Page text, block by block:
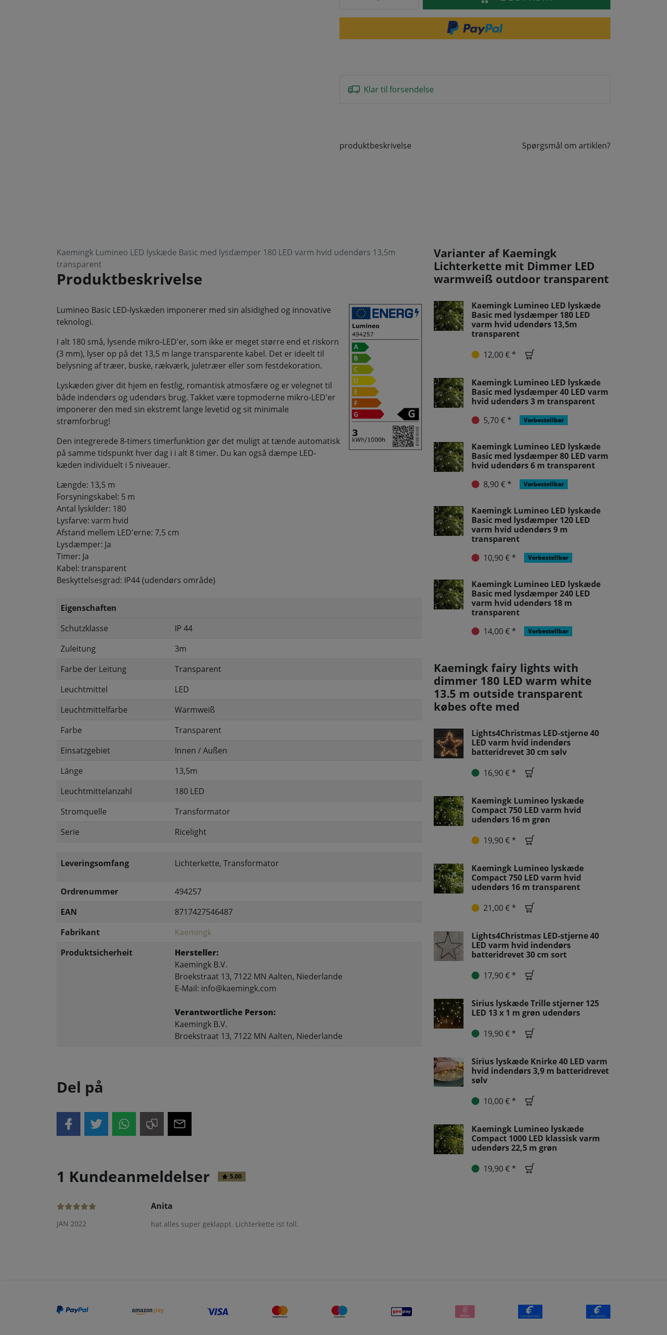
Klar til forsendelse
produktbeskrivelse Spørgsmål om artiklen?
Kaemingk Lumineo LED lyskæde Basic med lysdæmper 180 LED varm hvid udendørs 13,5m
transparent
Produktbeskrivelse
Lumineo Basic LED-lyskæden imponerer med sin alsidighed og innovative
teknologi.
I alt 180 små, lysende mikro-LED'er, som ikke er meget større end et riskorn
(3 mm), lyser op på det 13,5 m lange transparente kabel. Det er ideelt til
belysning af træer, buske, rækværk, juletræer eller som festdekoration.
Lyskæden giver dit hjem en festlig, romantisk atmosfære og er velegnet til
både indendørs og udendørs brug. Takket være topmoderne mikro-LED'er
imponerer den med sin ekstremt lange levetid og sit minimale
strømforbrug!
Den integrerede 8-timers timerfunktion gør det muligt at tænde automatisk
på samme tidspunkt hver dag i i alt 8 timer. Du kan også dæmpe LED-
kæden individuelt i 5 niveauer.
Længde: 13,5 m
Forsyningskabel: 5 m
Antal lyskilder: 180
Lysfarve: varm hvid
Afstand mellem LED'erne: 7,5 cm
Lysdæmper: Ja
Timer: Ja
Kabel: transparent
Beskyttelsesgrad: IP44 (udendørs område)
Eigenschaften
Schutzklasse
IP 44
Zuleitung
3m
Farbe der Leitung
Transparent
Leuchtmittel
LED
Leuchtmittelfarbe
Warmweiß
Farbe
Transparent
Einsatzgebiet
Innen / Außen
Länge
13,5m
Leuchtmittelanzahl
180 LED
Stromquelle
Transformator
Serie
Ricelight
Leveringsomfang Lichterkette, Transformator
Ordrenummer
494257
EAN
8717427546487
Fabrikant
Kaemingk
Produktsicherheit
Hersteller:
Kaemingk B.V.
Broekstraat 13, 7122 MN Aalten, Niederlande
E-Mail: info@kaemingk.com
Verantwortliche Person:
Kaemingk B.V.
Broekstraat 13, 7122 MN Aalten, Niederlande
Del på
1 Kundeanmeldelser 5.00
JAN 2022
Anita
hat alles super geklappt. Lichterkette ist toll.
Varianter af Kaemingk
Lichterkette mit Dimmer LED
warmweiß outdoor transparent
Kaemingk Lumineo LED lyskæde
Basic med lysdæmper 180 LED
varm hvid udendørs 13,5m
transparent
12,00 € *
Kaemingk Lumineo LED lyskæde
Basic med lysdæmper 40 LED varm
hvid udendørs 3 m transparent
5,70 € *
Vorbestellbar
Kaemingk Lumineo LED lyskæde
Basic med lysdæmper 80 LED varm
hvid udendørs 6 m transparent
8,90 € *
Vorbestellbar
Kaemingk Lumineo LED lyskæde
Basic med lysdæmper 120 LED
varm hvid udendørs 9 m
transparent
10,90 € *
Vorbestellbar
Kaemingk Lumineo LED lyskæde
Basic med lysdæmper 240 LED
varm hvid udendørs 18 m
transparent
14,00 € *
Vorbestellbar
Kaemingk fairy lights with
dimmer 180 LED warm white
13.5 m outside transparent
købes ofte med
Lights4Christmas LED-stjerne 40
LED varm hvid indendørs
batteridrevet 30 cm sølv
16,90 € *
Kaemingk Lumineo lyskæde
Compact 750 LED varm hvid
udendørs 16 m grøn
19,90 € *
Kaemingk Lumineo lyskæde
Compact 750 LED varm hvid
udendørs 16 m transparent
21,00 € *
Lights4Christmas LED-stjerne 40
LED varm hvid indendørs
batteridrevet 30 cm sort
17,90 € *
Sirius lyskæde Trille stjerner 125
LED 13 x 1 m grøn udendørs
19,90 € *
Sirius lyskæde Knirke 40 LED varm
hvid indendørs 3,9 m batteridrevet
sølv
10,00 € *
Kaemingk Lumineo lyskæde
Compact 1000 LED klassisk varm
udendørs 22,5 m grøn
19,90 € *